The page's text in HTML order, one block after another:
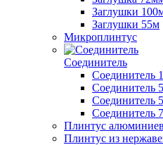
Заглушки
Заглушки 55м
Микроплинтус
Соединитель
Соединитель
Соединитель
Соединитель
Соединитель
Плинтус
Плинтус из